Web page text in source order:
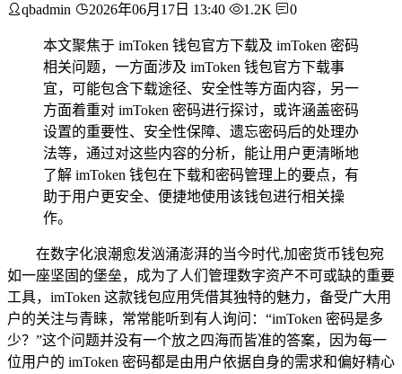
qbadmin 2026年06月17日 13:40 1.2K 0
本文聚焦于 imToken 钱包官方下载及 imToken 密码
相关问题，一方面涉及 imToken 钱包官方下载事
宜，可能包含下载途径、安全性等方面内容，另一
方面着重对 imToken 密码进行探讨，或许涵盖密码
设置的重要性、安全性保障、遗忘密码后的处理办
法等，通过对这些内容的分析，能让用户更清晰地
了解 imToken 钱包在下载和密码管理上的要点，有
助于用户更安全、便捷地使用该钱包进行相关操
作。
在数字化浪潮愈发汹涌澎湃的当今时代,加密货币钱包宛
如一座坚固的堡垒，成为了人们管理数字资产不可或缺的重要
工具，imToken 这款钱包应用凭借其独特的魅力，备受广大用
户的关注与青睐，常常能听到有人询问：“imToken 密码是多
少？”这个问题并没有一个放之四海而皆准的答案，因为每一
位用户的 imToken 密码都是由用户依据自身的需求和偏好精心